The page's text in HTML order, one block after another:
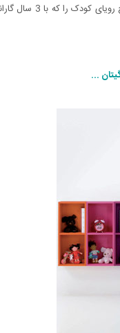
طراحی شده است دارای کیفیتی
...